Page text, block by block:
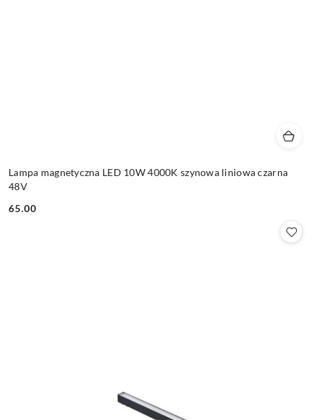
Lampa magnetyczna LED 10W 4000K szynowa liniowa czarna
48V
Cena:
65.00